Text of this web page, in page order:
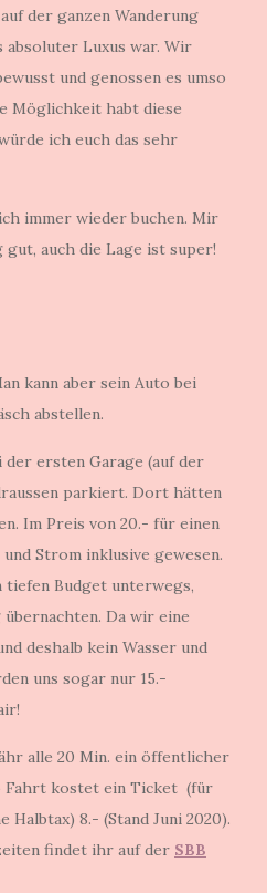
der ganzen Wanderung
absoluter Luxus war. Wir
und genossen es umso
Möglichkeit habt diese
ich euch das sehr
immer wieder buchen. Mir
auch die Lage ist super!
kann aber sein Auto bei
abstellen.
ersten Garage (auf der
parkiert. Dort hätten
Im Preis von 20.- für einen
Strom inklusive gewesen.
tiefen Budget unterwegs,
Da wir eine
deshalb kein Wasser und
uns sogar nur 15.-
alle 20 Min. ein öffentlicher
Fahrt kostet ein Ticket (für
Halbtax) 8.- (Stand Juni 2020).
findet ihr auf der SBB